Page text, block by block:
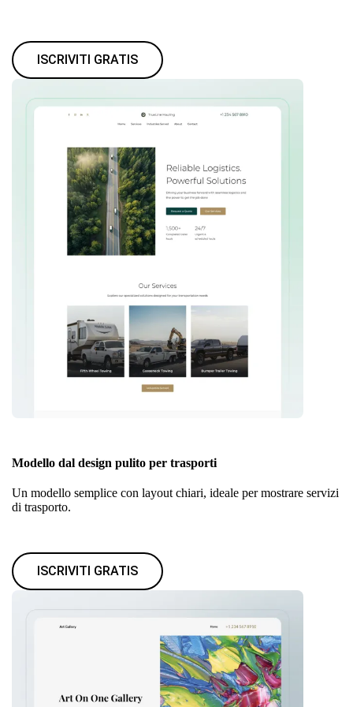
ISCRIVITI GRATIS
Modello dal design pulito per trasporti
Un modello semplice con layout chiari, ideale per mostrare servizi
di trasporto.
ISCRIVITI GRATIS